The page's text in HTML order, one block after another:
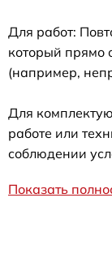
Для работ:
который прямо
(например,
Для
работе или
соблюдении
Показать